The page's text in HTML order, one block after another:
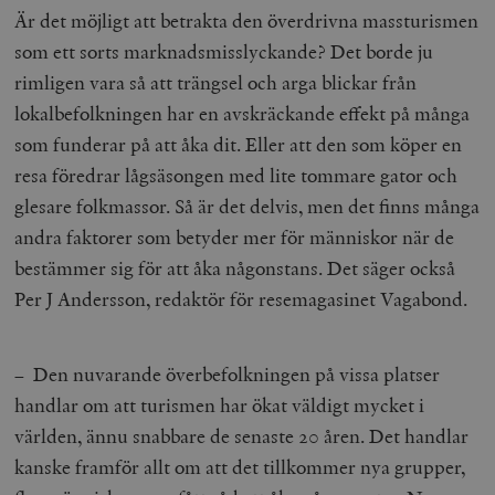
Är det möjligt att betrakta den överdrivna massturismen
som ett sorts marknadsmisslyckande? Det borde ju
rimligen vara så att trängsel och arga blickar från
lokalbefolkningen har en avskräckande effekt på många
som funderar på att åka dit. Eller att den som köper en
resa föredrar lågsäsongen med lite tommare gator och
glesare folkmassor. Så är det delvis, men det finns många
andra faktorer som betyder mer för människor när de
bestämmer sig för att åka någonstans. Det säger också
Per J Andersson, redaktör för resemagasinet Vagabond.
– Den nuvarande överbefolkningen på vissa platser
handlar om att turismen har ökat väldigt mycket i
världen, ännu snabbare de senaste 20 åren. Det handlar
kanske framför allt om att det tillkommer nya grupper,
woocommerce_cart_hash
Automattic
Inc.
_hjFirstSeen
Hotjar Ltd
.timbro.se
woocommerce_items_in_cart
Inc.
timbro.se
wp_woocommerce_session_[abcdef0123456789]
timbro.se